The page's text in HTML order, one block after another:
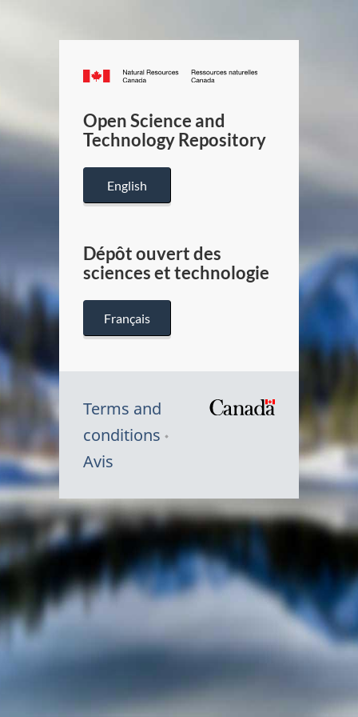
Canada.ca
/
Canada
Open Science and
Technology Repository
English
Dépôt ouvert des
sciences et technologie
Français
Terms and
conditions
Avis
Symbole
du
Canada